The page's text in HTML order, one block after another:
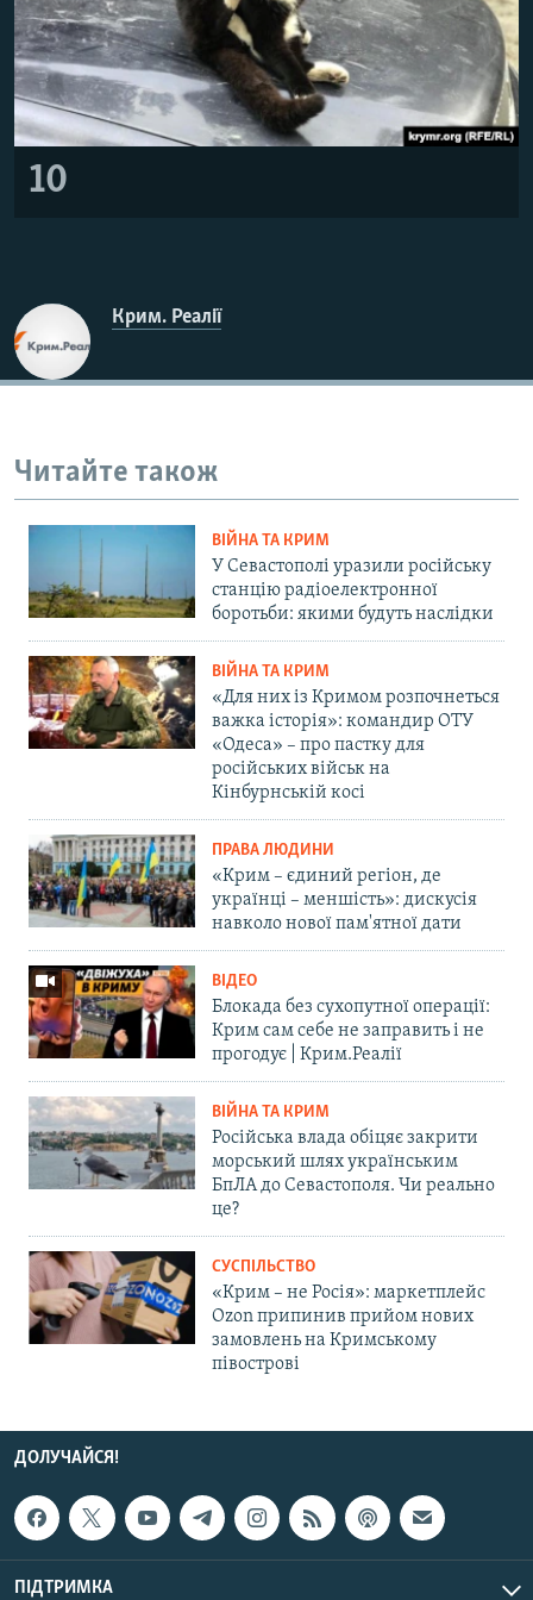
10
Крим. Реалії
Читайте також
ВІЙНА ТА КРИМ
У Севастополі уразили російську
станцію радіоелектронної
боротьби: якими будуть наслідки
ВІЙНА ТА КРИМ
«Для них із Кримом розпочнеться
важка історія»: командир ОТУ
«Одеса» – про пастку для
російських військ на
Кінбурнській косі
ПРАВА ЛЮДИНИ
«Крим – єдиний регіон, де
українці – меншість»: дискусія
навколо нової пам'ятної дати
ВІДЕО
Блокада без сухопутної операції:
Крим сам себе не заправить і не
прогодує | Крим.Реалії
ВІЙНА ТА КРИМ
Російська влада обіцяє закрити
морський шлях українським
БпЛА до Севастополя. Чи реально
це?
СУСПІЛЬСТВО
«Крим – не Росія»: маркетплейс
Ozon припинив прийом нових
замовлень на Кримському
півострові
ДОЛУЧАЙСЯ!
ПІДТРИМКА